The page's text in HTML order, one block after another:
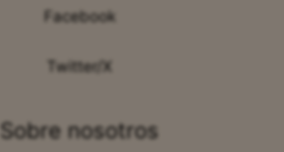
Facebook
Twitter/X
Sobre nosotros